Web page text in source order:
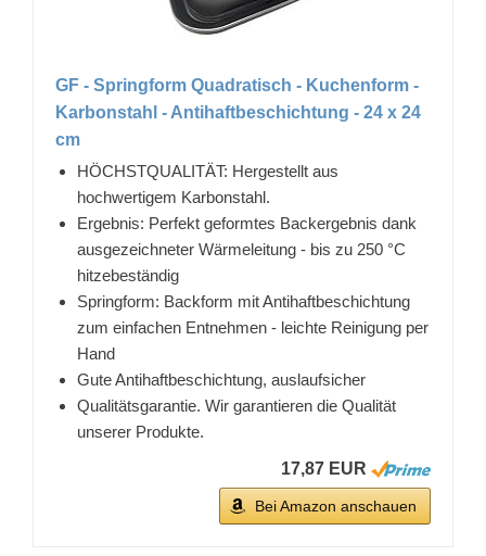
GF - Springform Quadratisch - Kuchenform -
Karbonstahl - Antihaftbeschichtung - 24 x 24
cm
HÖCHSTQUALITÄT: Hergestellt aus
hochwertigem Karbonstahl.
Ergebnis: Perfekt geformtes Backergebnis dank
ausgezeichneter Wärmeleitung - bis zu 250 °C
hitzebeständig
Springform: Backform mit Antihaftbeschichtung
zum einfachen Entnehmen - leichte Reinigung per
Hand
Gute Antihaftbeschichtung, auslaufsicher
Qualitätsgarantie. Wir garantieren die Qualität
unserer Produkte.
17,87 EUR
Bei Amazon anschauen